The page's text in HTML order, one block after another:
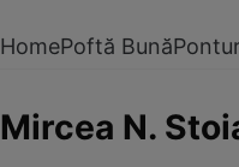
HomePoftă Bună
Mircea N.